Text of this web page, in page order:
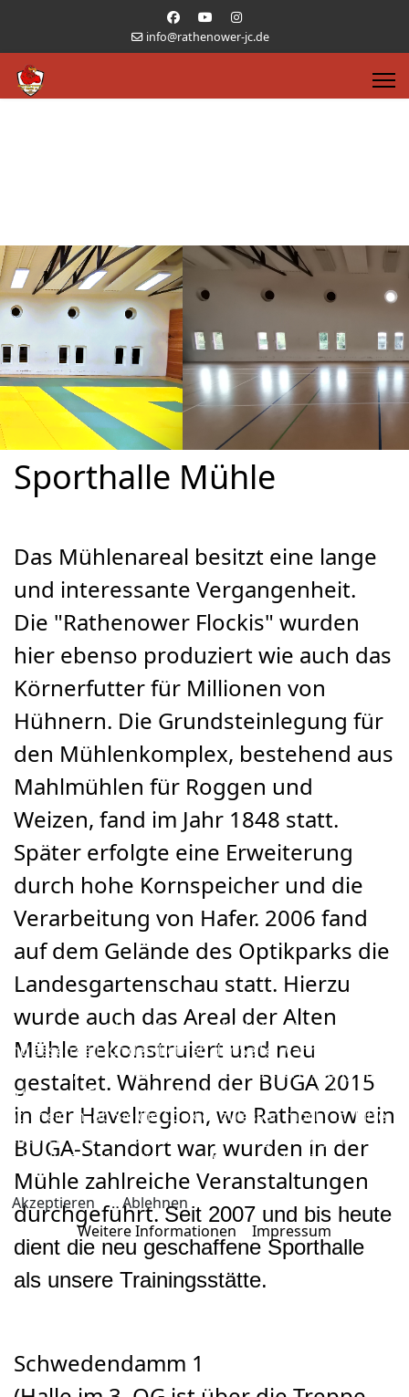
info@rathenower-jc.de
Sporthalle Mühle
Das Mühlenareal besitzt eine lange
und interessante Vergangenheit.
Die "Rathenower Flockis" wurden
hier ebenso produziert wie auch das
Körnerfutter für Millionen von
Hühnern. Die Grundsteinlegung für
den Mühlenkomplex, bestehend aus
Mahlmühlen für Roggen und
Weizen, fand im Jahr 1848 statt.
Später erfolgte eine Erweiterung
durch hohe Kornspeicher und die
Verarbeitung von Hafer. 2006 fand
auf dem Gelände des Optikparks die
Landesgartenschau statt. Hierzu
wurde auch das Areal der Alten
Mühle rekonstruiert und neu
gestaltet. Während der BUGA 2015
in der Havelregion, wo Rathenow ein
BUGA-Standort war, wurden in der
Mühle zahlreiche Veranstaltungen
durchgeführt.Seit 2007 und bis heute
dient die neu geschaffene Sporthalle
als unsere Trainingsstätte.
Schwedendamm 1
Wir benutzen Cookies
Wir nutzen Cookies auf unserer Website. Einige von ihnen
sind essenziell für den Betrieb der Seite, während andere
uns helfen, diese Website und die Nutzererfahrung zu
verbessern (Tracking Cookies). Sie können selbst
entscheiden, ob Sie die Cookies zulassen möchten. Bitte
beachten Sie, dass bei einer Ablehnung womöglich nicht
mehr alle Funktionalitäten der Seite zur Verfügung stehen.
Akzeptieren
Ablehnen
Weitere Informationen
Impressum